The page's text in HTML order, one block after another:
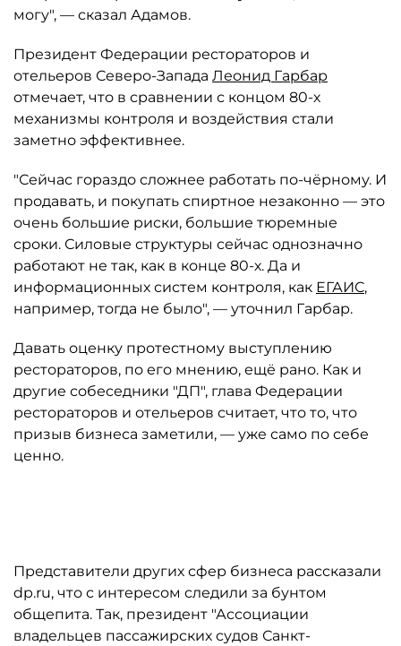
могу", — сказал Адамов.
Президент Федерации рестораторов и
отельеров Северо-Запада Леонид Гарбар
отмечает, что в сравнении с концом 80-х
механизмы контроля и воздействия стали
заметно эффективнее.
"Сейчас гораздо сложнее работать по-чёрному. И
продавать, и покупать спиртное незаконно — это
очень большие риски, большие тюремные
сроки. Силовые структуры сейчас однозначно
работают не так, как в конце 80-х. Да и
информационных систем контроля, как ЕГАИС,
например, тогда не было", — уточнил Гарбар.
Давать оценку протестному выступлению
рестораторов, по его мнению, ещё рано. Как и
другие собеседники "ДП", глава Федерации
рестораторов и отельеров считает, что то, что
призыв бизнеса заметили, — уже само по себе
ценно.
Представители других сфер бизнеса рассказали
dp.ru, что с интересом следили за бунтом
общепита. Так, президент "Ассоциации
владельцев пассажирских судов Санкт-